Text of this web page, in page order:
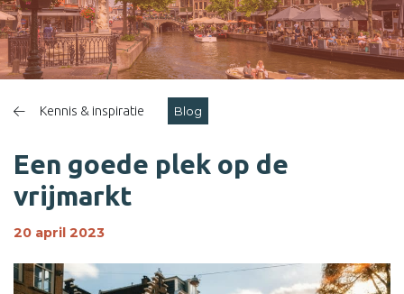
Kennis & inspiratie Blog
Een goede plek op de
vrijmarkt
20 april 2023